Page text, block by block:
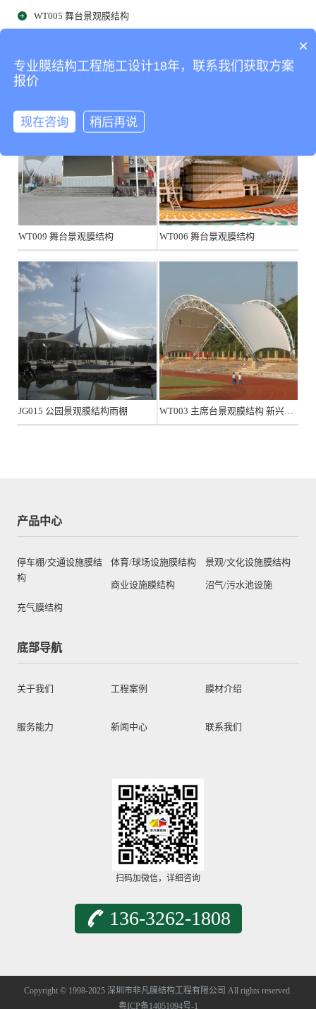
WT005 舞台景观膜结构
相关产品
WT009 舞台景观膜结构 WT006 舞台景观膜结构
JG015 公园景观膜结构雨棚
产品中心
停车棚/交通设施膜结
构
体育/球场设施膜结构 景观/文化设施膜结构
商业设施膜结构 沼气/污水池设施
充气膜结构
底部导航
关于我们 工程案例 膜材介绍
服务能力 新闻中心 联系我们
扫码加微信，详细咨询
136-3262-1808
Copyright © 1998-2025 深圳市非凡膜结构工程有限公司 All rights reserved.
粤ICP备14051094号-1
×
专业膜结构工程施工设计18年，联系我们获取方案
报价
现在咨询 稍后再说